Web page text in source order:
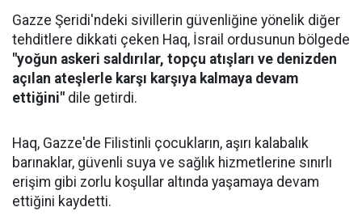
Gazze Şeridi'ndeki sivillerin güvenliğine yönelik diğer
tehditlere dikkati çeken Haq, İsrail ordusunun bölgede
"yoğun askeri saldırılar, topçu atışları ve denizden
açılan ateşlerle karşı karşıya kalmaya devam
ettiğini" dile getirdi.
Haq, Gazze'de Filistinli çocukların, aşırı kalabalık
barınaklar, güvenli suya ve sağlık hizmetlerine sınırlı
erişim gibi zorlu koşullar altında yaşamaya devam
ettiğini kaydetti.